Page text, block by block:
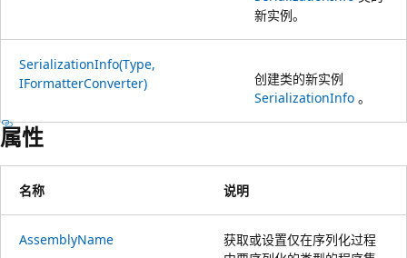
新实例。
SerializationInfo(Type,
IFormatterConverter)
创建类的新实例
SerializationInfo 。
属性
名称 说明
AssemblyName
获取或设置仅在序列化过程